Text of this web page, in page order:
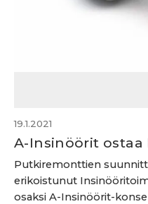
19.1.2021
A-Insinöörit
Putkiremonttien
erikoistunut
osaksi A-Insinöörit-